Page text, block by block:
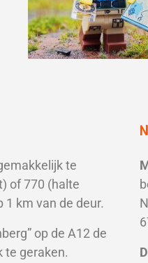
te
of 770 (halte
km van de deur.
op de A12 de
te geraken.